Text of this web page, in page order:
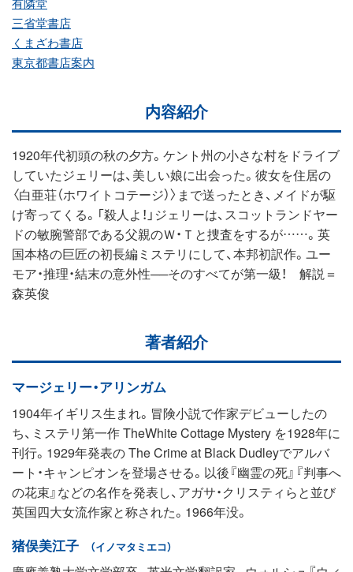
三省堂書店
くまざわ書店
東京都書店案内
内容紹介
1920年代初頭の秋の夕方。ケント州の小さな村をドライブ
していたジェリーは、美しい娘に出会った。彼女を住居の
〈白亜荘（ホワイトコテージ）〉まで送ったとき、メイドが駆
け寄ってくる。「殺人よ！」ジェリーは、スコットランドヤー
ドの敏腕警部である父親のＷ・Ｔと捜査をするが……。英
国本格の巨匠の初長編ミステリにして、本邦初訳作。ユー
モア・推理・結末の意外性──そのすべてが第一級！ 解説＝
森英俊
著者紹介
マージェリー・アリンガム
1904年イギリス生まれ。冒険小説で作家デビューしたの
ち、ミステリ第一作 TheWhite Cottage Mystery を1928年に
刊行。1929年発表の The Crime at Black Dudleyでアルバ
ート・キャンピオンを登場させる。以後『幽霊の死』『判事へ
の花束』などの名作を発表し、アガサ・クリスティらと並び
英国四大女流作家と称された。1966年没。
猪俣美江子 （イノマタミエコ）